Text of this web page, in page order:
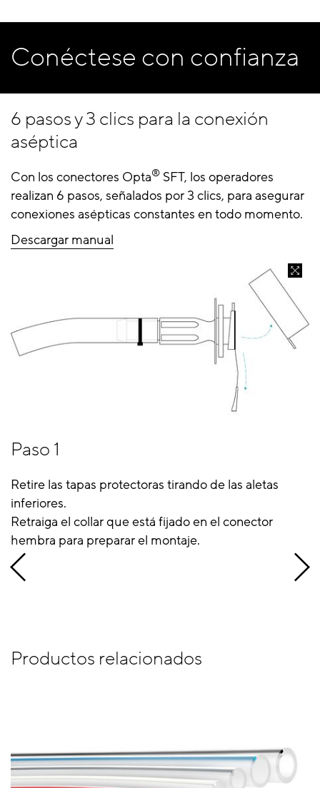
Conéctese con confianza
6 pasos y 3 clics para la conexión
aséptica
Con los conectores Opta® SFT, los operadores
realizan 6 pasos, señalados por 3 clics, para asegurar
conexiones asépticas constantes en todo momento.
Descargar manual
Paso 1
Retire las tapas protectoras tirando de las aletas
inferiores.
Retraiga el collar que está fijado en el conector
hembra para preparar el montaje.
Productos relacionados